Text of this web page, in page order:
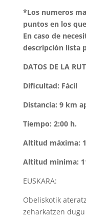
*Los numeros
puntos en los
En caso de
descripción lista
DATOS DE LA
Dificultad: Fácil
Distancia: 9 km
Tiempo: 2:00 h.
Altitud máxima:
Altitud minima:
EUSKARA:
Obeliskotik
zeharkatzen